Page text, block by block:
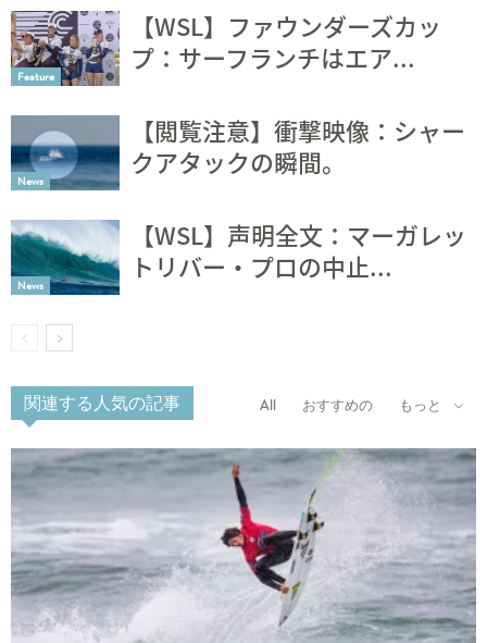
Feature
【WSL】ファウンダーズカッ
プ：サーフランチはエア...
News
【閲覧注意】衝撃映像：シャー
クアタックの瞬間。
News
【WSL】声明全文：マーガレッ
トリバー・プロの中止...
関連する人気の記事 All おすすめの もっと